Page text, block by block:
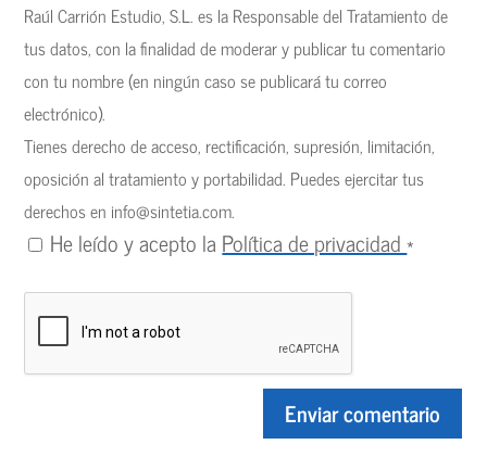
Raúl Carrión Estudio, S.L. es la Responsable del Tratamiento de
tus datos, con la finalidad de moderar y publicar tu comentario
con tu nombre (en ningún caso se publicará tu correo
electrónico).
Tienes derecho de acceso, rectificación, supresión, limitación,
oposición al tratamiento y portabilidad. Puedes ejercitar tus
derechos en info@sintetia.com.
He leído y acepto la Política de privacidad*